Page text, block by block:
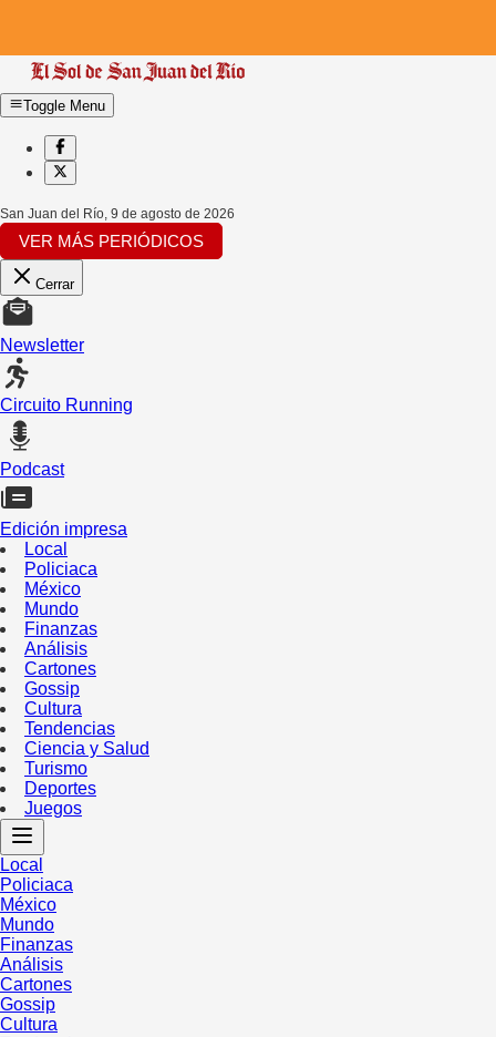
Toggle Menu
San Juan del Río, 9 de agosto de 2026
VER MÁS PERIÓDICOS
Cerrar
Newsletter
Circuito Running
Podcast
Edición impresa
Local
Policiaca
México
Mundo
Finanzas
Análisis
Cartones
Gossip
Cultura
Tendencias
Ciencia y Salud
Turismo
Deportes
Juegos
Local
Policiaca
México
Mundo
Finanzas
Análisis
Cartones
Gossip
Cultura